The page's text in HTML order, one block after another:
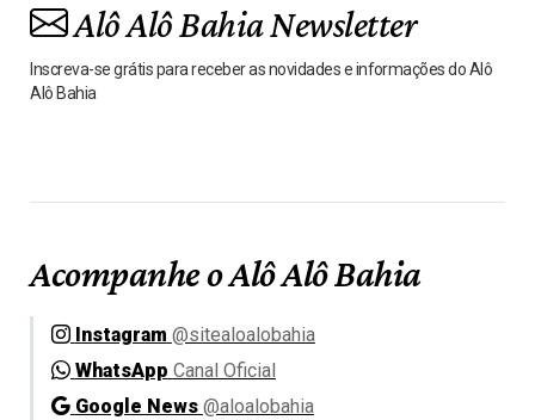
Alô Alô Bahia Newsletter
Inscreva-se grátis para receber as novidades e informações do Alô
Alô Bahia
Acompanhe o Alô Alô Bahia
Instagram @sitealoalobahia
WhatsApp Canal Oficial
Google News @aloalobahia